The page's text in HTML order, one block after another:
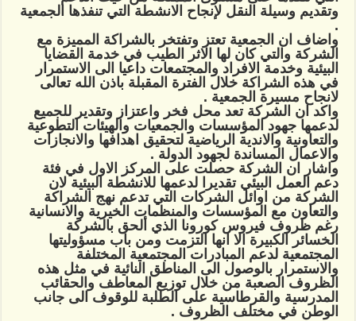
وتقديم وسيلة النقل لإنجاح الانشطة التي تنفذها الجمعية
.
واضاف ان الجمعية تعتز وتفتخر بالشراكة المميزة مع
الشركة والتي كان لها الاثر الطيب في خدمة القضايا
البيئية وخدمة الافراد والمجتمعات داعيا الى الاستمرار
في هذه الشراكة خلال الفترة المقبلة باذن الله تعالى
لانجاح مسيرة الجمعية .
واكد ان الشركة تعد محل فخر واعتزاز وتقدير للجميع
لدعمها جهود المؤسسات والجمعيات والهيئات التطوعية
والتعاونية والاندية الرياضية لتحقيق اهدافها والانجازات
والاعمال المساندة لجهود الدولة .
واشار ان الشركة حصلت على المركز الاول في فئة
دعم العمل البيئي تقديرا لدعمها للانشطة البيئية لان
الشركة من اوائل الشركات التي تدعم نهج الشراكة
والتعاون مع المؤسسات والمنظمات الخيرية والانسانية
رغم ظروف فيروس كورونا الذي ألحق بالشركة
الخسائر الكبيرة الا انها التزمت ومن باب مسؤوليتها
المجتمعية لدعم المبادرات المجتمعية المختلفة
والاستمرار بالوصول الى المناطق النائية في مثل هذه
الظروف الصعبة من خلال توزيع المعاطف والحقائب
المدرسية والقرطاسية على الطلبة للوقوف الى جانب
الوطن في مختلف الظروف .